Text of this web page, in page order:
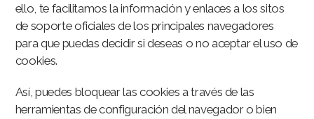
ello, te facilitamos la información y enlaces a los sitos
de soporte oficiales de los principales navegadores
para que puedas decidir si deseas o no aceptar el uso de
cookies.
Así, puedes bloquear las cookies a través de las
herramientas de configuración del navegador o bien